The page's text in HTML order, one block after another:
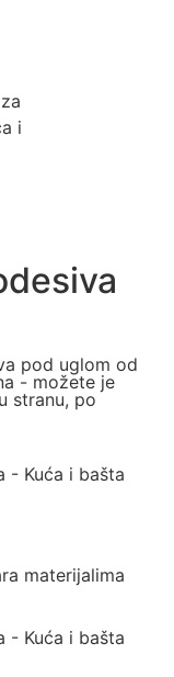
pod uglom od
- možete je
stranu, po
materijalima